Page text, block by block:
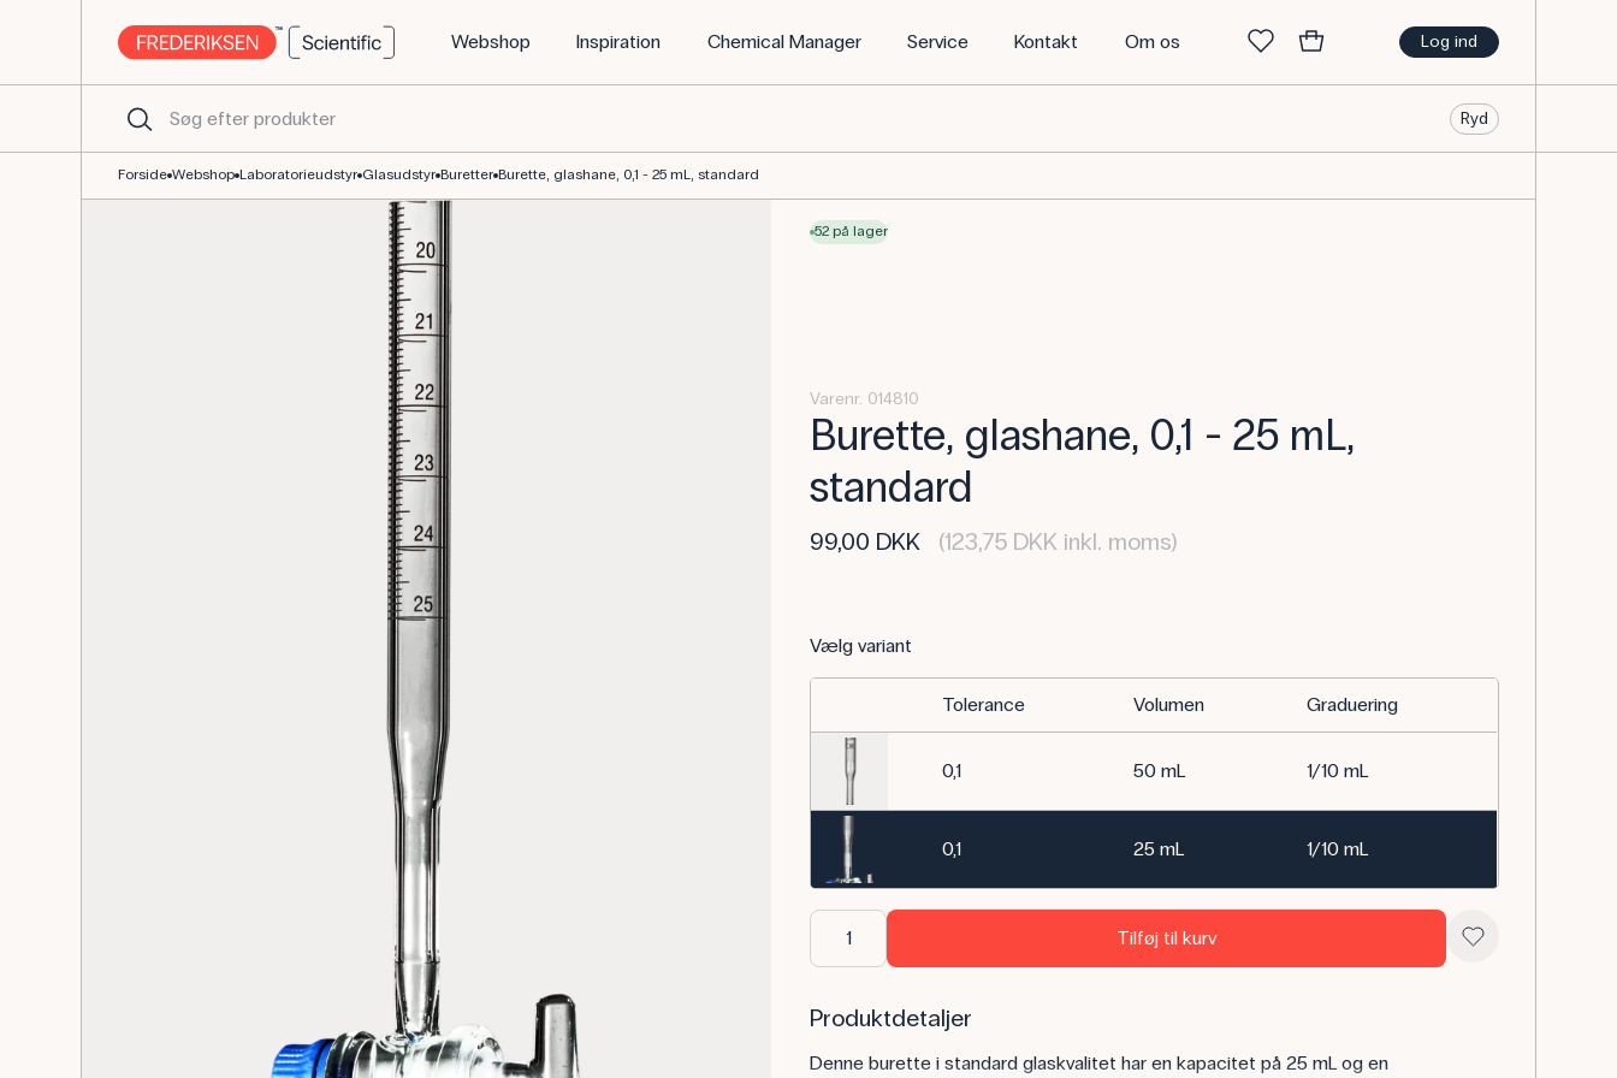
Log ind
Webshop Inspiration Chemical Manager Service Kontakt Om os
Ryd
Forside Webshop Laboratorieudstyr Glasudstyr Buretter Burette, glashane, 0,1 - 25 mL, standard
52 på lager
Varenr. 014810
Burette, glashane, 0,1 - 25 mL,
standard
99,00 DKK (123,75 DKK inkl. moms)
Vælg variant
Tolerance Volumen Graduering
0,1 50 mL 1/10 mL
0,1 25 mL 1/10 mL
Tilføj til kurv
Produktdetaljer
Denne burette i standard glaskvalitet har en kapacitet på 25 mL og en